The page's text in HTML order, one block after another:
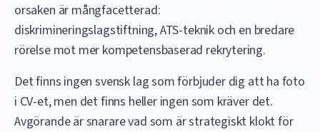
orsaken är mångfacetterad:
diskrimineringslagstiftning, ATS-teknik och en bredare
rörelse mot mer kompetensbaserad rekrytering.
Det finns ingen svensk lag som förbjuder dig att ha foto
i CV-et, men det finns heller ingen som kräver det.
Avgörande är snarare vad som är strategiskt klokt för